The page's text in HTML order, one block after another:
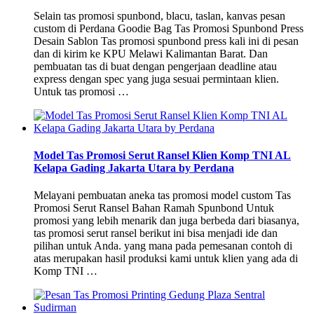
Selain tas promosi spunbond, blacu, taslan, kanvas pesan
custom di Perdana Goodie Bag Tas Promosi Spunbond Press
Desain Sablon Tas promosi spunbond press kali ini di pesan
dan di kirim ke KPU Melawi Kalimantan Barat. Dan
pembuatan tas di buat dengan pengerjaan deadline atau
express dengan spec yang juga sesuai permintaan klien.
Untuk tas promosi …
Model Tas Promosi Serut Ransel Klien Komp TNI AL
Kelapa Gading Jakarta Utara by Perdana
Melayani pembuatan aneka tas promosi model custom Tas
Promosi Serut Ransel Bahan Ramah Spunbond Untuk
promosi yang lebih menarik dan juga berbeda dari biasanya,
tas promosi serut ransel berikut ini bisa menjadi ide dan
pilihan untuk Anda. yang mana pada pemesanan contoh di
atas merupakan hasil produksi kami untuk klien yang ada di
Komp TNI …